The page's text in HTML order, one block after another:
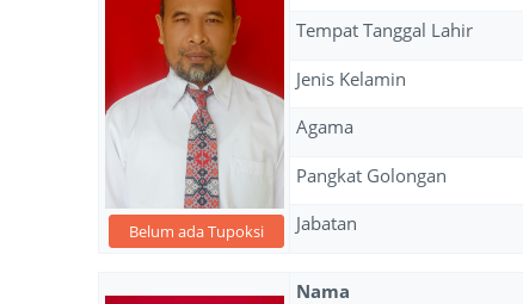
Belum ada Tupoksi
Tempat Tanggal Lahir
Jenis Kelamin
Agama
Pangkat Golongan
Jabatan
Nama